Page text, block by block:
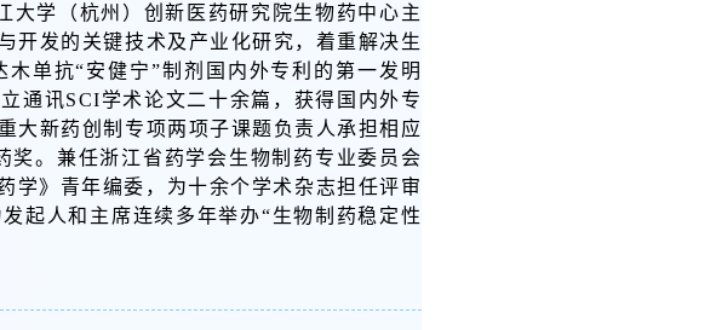
大学（杭州）创新医药研究院生物药中心主
开发的关键技术及产业化研究，着重解决生
单抗“安健宁”制剂国内外专利的第一发明
通讯SCI学术论文二十余篇，获得国内外专
大新药创制专项两项子课题负责人承担相应
。兼任浙江省药学会生物制药专业委员会
学》青年编委，为十余个学术杂志担任评审
起人和主席连续多年举办“生物制药稳定性